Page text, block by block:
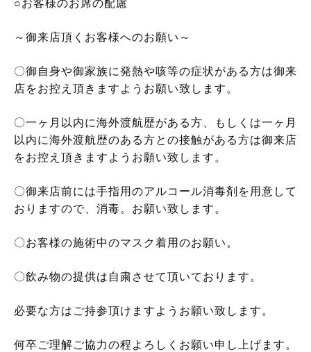
○お客様のお席の配慮
～御来店頂くお客様へのお願い～
〇御自身や御家族に発熱や咳等の症状がある方は御来
店をお控え頂きますようお願い致します。
〇一ヶ月以内に海外渡航歴がある方、もしくは一ヶ月
以内に海外渡航歴のある方との接触がある方は御来店
をお控え頂きますようお願い致します。
〇御来店前には手指用のアルコール消毒剤を用意して
おりますので、消毒。お願い致します。
〇お客様の施術中のマスク着用のお願い。
〇飲み物の提供は自粛させて頂いております。
必要な方はご持参頂けますようお願い致します。
何卒ご理解ご協力の程よろしくお願い申し上げます。